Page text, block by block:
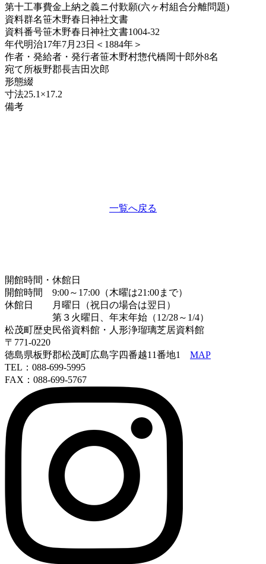
第十工事費金上納之義ニ付歎願(六ヶ村組合分離問題)
資料群名笹木野春日神社文書
資料番号笹木野春日神社文書1004-32
年代明治17年7月23日＜1884年＞
作者・発給者・発行者笹木野村惣代橋岡十郎外8名
宛て所板野郡長吉田次郎
形態綴
寸法25.1×17.2
備考
一覧へ戻る
開館時間・休館日
開館時間 9:00～17:00（木曜は21:00まで）
休館日 月曜日（祝日の場合は翌日）
第３火曜日、年末年始（12/28～1/4）
松茂町歴史民俗資料館・人形浄瑠璃芝居資料館
〒771-0220
徳島県板野郡松茂町広島字四番越11番地1 MAP
TEL：088-699-5995
FAX：088-699-5767